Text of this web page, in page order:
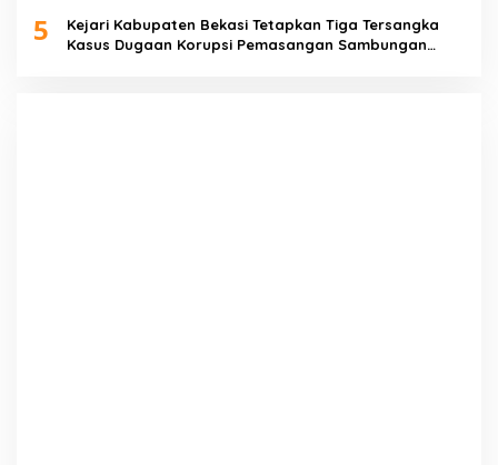
5
Kejari Kabupaten Bekasi Tetapkan Tiga Tersangka
Kasus Dugaan Korupsi Pemasangan Sambungan